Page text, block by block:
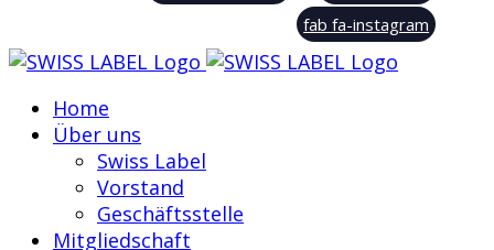
fab fa-instagram
Home
Über uns
Swiss Label
Vorstand
Geschäftsstelle
Mitgliedschaft